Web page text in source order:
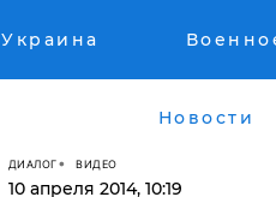
Украина
Новости
ДИАЛОГ ВИДЕО
10 апреля 2014, 10:19